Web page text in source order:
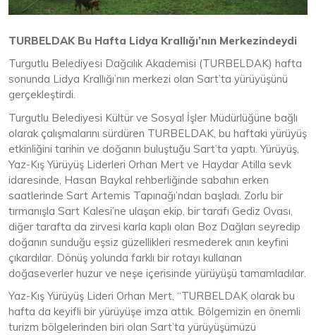
TURBELDAK Bu Hafta Lidya Krallığı’nın Merkezindeydi
Turgutlu Belediyesi Dağcılık Akademisi (TURBELDAK) hafta
sonunda Lidya Krallığı’nın merkezi olan Sart’ta yürüyüşünü
gerçekleştirdi.
Turgutlu Belediyesi Kültür ve Sosyal İşler Müdürlüğüne bağlı
olarak çalışmalarını sürdüren TURBELDAK, bu haftaki yürüyüş
etkinliğini tarihin ve doğanın buluştuğu Sart’ta yaptı. Yürüyüş,
Yaz-Kış Yürüyüş Liderleri Orhan Mert ve Haydar Atilla sevk
idaresinde, Hasan Baykal rehberliğinde sabahın erken
saatlerinde Sart Artemis Tapınağı’ndan başladı. Zorlu bir
tırmanışla Sart Kalesi’ne ulaşan ekip, bir tarafı Gediz Ovası,
diğer tarafta da zirvesi karla kaplı olan Boz Dağları seyredip
doğanın sunduğu eşsiz güzellikleri resmederek anın keyfini
çıkardılar. Dönüş yolunda farklı bir rotayı kullanan
doğaseverler huzur ve neşe içerisinde yürüyüşü tamamladılar.
Yaz-Kış Yürüyüş Lideri Orhan Mert, “TURBELDAK olarak bu
hafta da keyifli bir yürüyüşe imza attık. Bölgemizin en önemli
turizm bölgelerinden biri olan Sart’ta yürüyüşümüzü